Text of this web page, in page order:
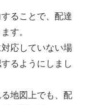
ることで、配達
す。
応していない場
るようにしまし
地図上でも、配